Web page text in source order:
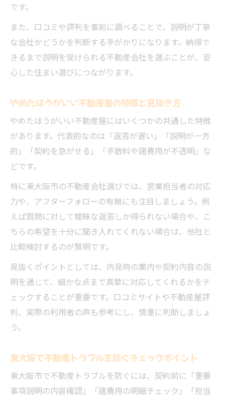
です。
また、口コミや評判を事前に調べることで、説明が丁寧
な会社かどうかを判断する手がかりになります。納得で
きるまで説明を受けられる不動産会社を選ぶことが、安
心した住まい選びにつながります。
やめたほうがいい不動産屋の特徴と見抜き方
やめたほうがいい不動産屋にはいくつかの共通した特徴
があります。代表的なのは「返答が遅い」「説明が一方
的」「契約を急がせる」「手数料や諸費用が不透明」な
どです。
特に東大阪市の不動産会社選びでは、営業担当者の対応
力や、アフターフォローの有無にも注目しましょう。例
えば質問に対して曖昧な返答しか得られない場合や、こ
ちらの希望を十分に聞き入れてくれない場合は、他社と
比較検討するのが賢明です。
見抜くポイントとしては、内見時の案内や契約内容の説
明を通じて、細かな点まで真摯に対応してくれるかをチ
ェックすることが重要です。口コミサイトや不動産屋評
判、実際の利用者の声も参考にし、慎重に判断しましょ
う。
東大阪で不動産トラブルを防ぐチェックポイント
東大阪市で不動産トラブルを防ぐには、契約前に「重要
事項説明の内容確認」「諸費用の明細チェック」「担当